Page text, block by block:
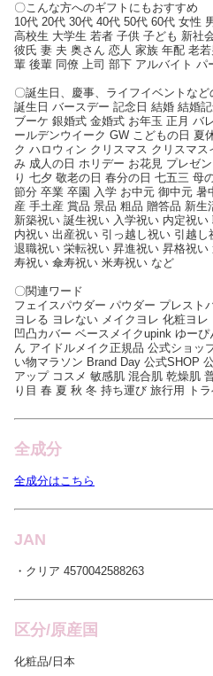
〇こんな方へのギフトにもおすすめ
10代 20代 30代 40代 50代 60代 女性
高校生 大学生 若者 子供 子ども 新社
彼氏 妻 夫 奥さん 恋人 家族 年配 老
輩 後輩 同僚 上司 部下 アルバイト パ
〇誕生日、慶事、ライフイベントなど
誕生日 バースデー 記念日 結婚 結婚
ブーケ 銀婚式 金婚式 お年玉 正月 バ
ールデンウイーク GW こどもの日 夏
ク ハロウィン クリスマス クリスマ
み 成人の日 ホリデー お花見 プレゼ
り 七夕 敬老の日 春分の日 七五三 母
節分 卒業 卒園 入学 お中元 御中元
産 手土産 賞品 景品 粗品 贈答品 新
新築祝い 誕生祝い 入学祝い 内定祝
内祝い 出産祝い 引っ越し祝い 引越
退職祝い 栄転祝い 昇進祝い 昇格祝
寿祝い 傘寿祝い 米寿祝い など
〇関連ワード
フェイスパウダー パウダー プレスト
ヨレる ヨレない メイクヨレ 化粧ヨ
凹凸カバー ベースメイクupink ゆー
ん アイドルメイク正規品 公式ショッ
い物マラソン Brand Day 公式SHOP
アップ コスメ 敏感肌 混合肌 乾燥肌
り目 春 夏 秋 冬 持ち運び 旅行用 ト
全成分
全成分はこちら
JAN
・クリア 4570042588263
区分/原産国
化粧品/日本